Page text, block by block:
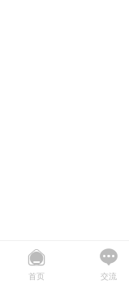
首页 交流